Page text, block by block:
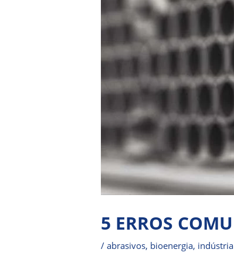
5 ERROS
/abrasivos, bioenergia, indústria